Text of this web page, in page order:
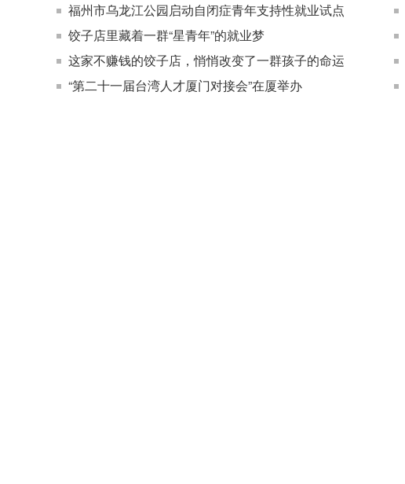
福州市乌龙江公园启动自闭症青年支持性就业试点
饺子店里藏着一群“星青年”的就业梦
这家不赚钱的饺子店，悄悄改变了一群孩子的命运
“第二十一届台湾人才厦门对接会”在厦举办